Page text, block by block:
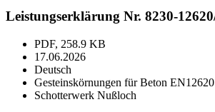
Leistungserklärung Nr. 8230-
PDF, 258.9 KB
17.06.2026
Deutsch
Gesteinskörnungen für Beton EN12620
Schotterwerk Nußloch